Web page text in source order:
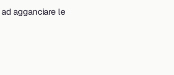
agganciare le